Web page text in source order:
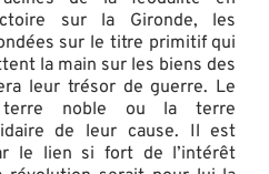
sur la Gironde, les
sur le titre primitif qui
la main sur les biens des
leur trésor de guerre. Le
noble ou la terre
de leur cause. Il est
le lien si fort de l’intérêt